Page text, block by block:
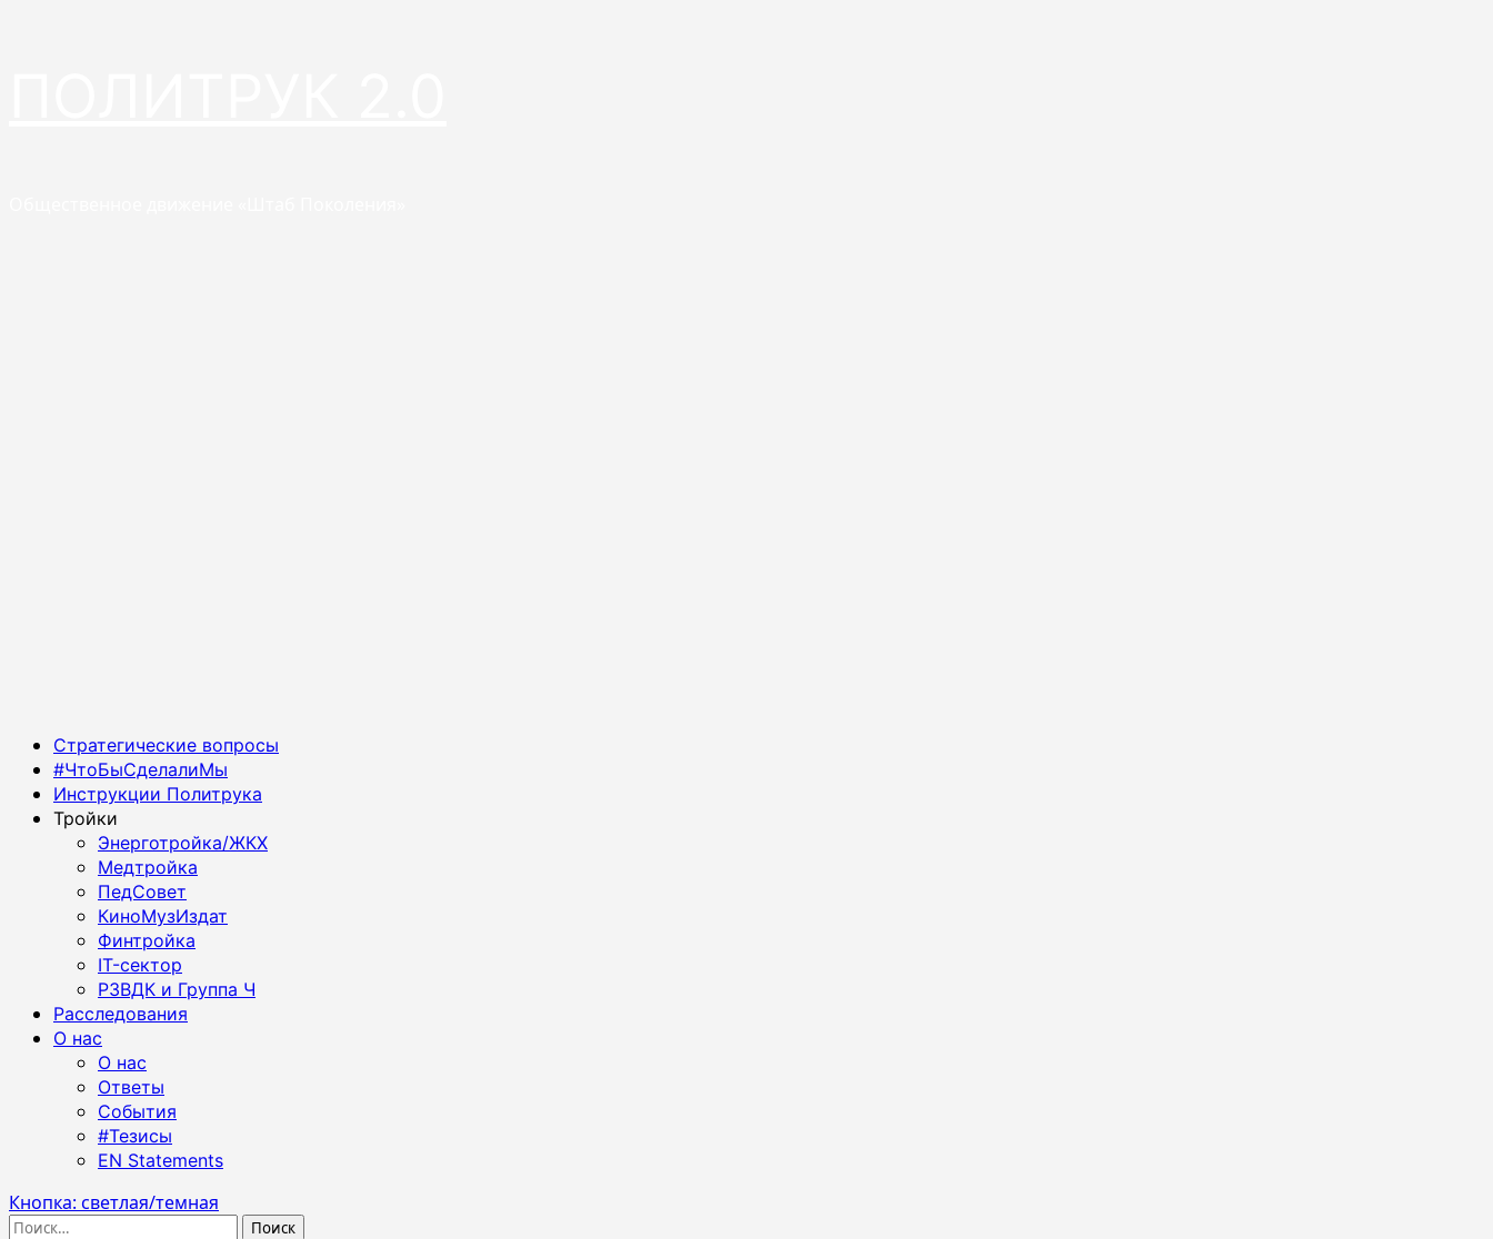
Основное
меню
Стратегические вопросы
#ЧтоБыСделалиМы
Инструкции Политрука
Тройки
Энерготройка/ЖКХ
Медтройка
ПедСовет
КиноМузИздат
Финтройка
IT-сектор
РЗВДК и Группа Ч
Расследования
О нас
О нас
Ответы
События
#Тезисы
EN Statements
Кнопка: светлая/темная
Найти: